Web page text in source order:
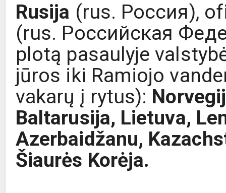
Rusija (rus. Россия),
(rus. Российская
plotą pasaulyje
jūros iki Ramiojo
vakarų į rytus):
Baltarusija, Lietuva,
Azerbaidžanu,
Šiaurės Korėja.